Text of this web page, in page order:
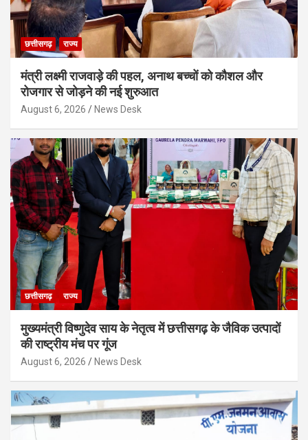
छत्तीसगढ़ राज्य
मंत्री लक्ष्मी राजवाड़े की पहल, अनाथ बच्चों को कौशल और
रोजगार से जोड़ने की नई शुरुआत
August 6, 2026 News Desk
छत्तीसगढ़ राज्य
मुख्यमंत्री विष्णुदेव साय के नेतृत्व में छत्तीसगढ़ के जैविक उत्पादों
की राष्ट्रीय मंच पर गूंज
August 6, 2026 News Desk